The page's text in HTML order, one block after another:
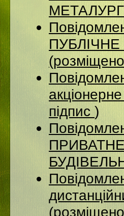
підпис )